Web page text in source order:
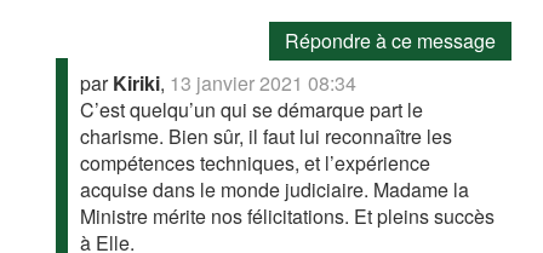
Répondre à ce message
parKiriki, 13 janvier 2021 08:34
C’est quelqu’un qui se démarque part le
charisme. Bien sûr, il faut lui reconnaître les
compétences techniques, et l’expérience
acquise dans le monde judiciaire. Madame la
Ministre mérite nos félicitations. Et pleins succès
à Elle.